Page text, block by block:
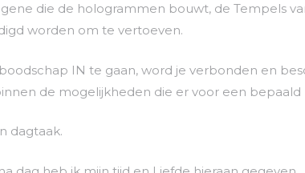
die de hologrammen bouwt, de Tempels
worden om te vertoeven.
IN te gaan, word je verbonden en
de mogelijkheden die er voor een bepaald
dagtaak.